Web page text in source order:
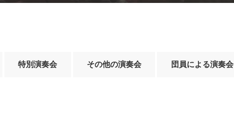
特別演奏会 その他の演奏会 団員による演奏会